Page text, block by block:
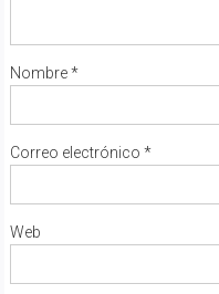
Nombre*
Correo electrónico *
Web